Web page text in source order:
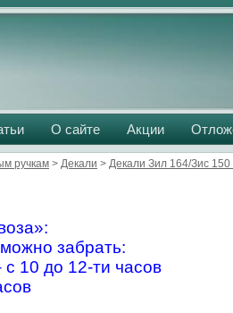
О сайте Акции
ручкам > Декали > Декали Зил 164/Зис
забрать:
10 до 12-ти часов